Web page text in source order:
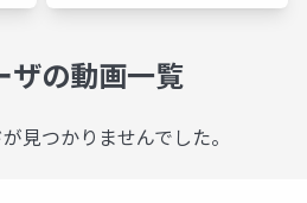
ザの動画一覧
見つかりませんでした。